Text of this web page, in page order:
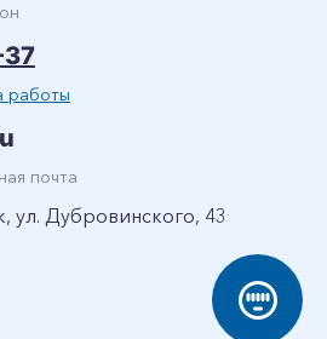
работы
почта
ул. Дубровинского, 43